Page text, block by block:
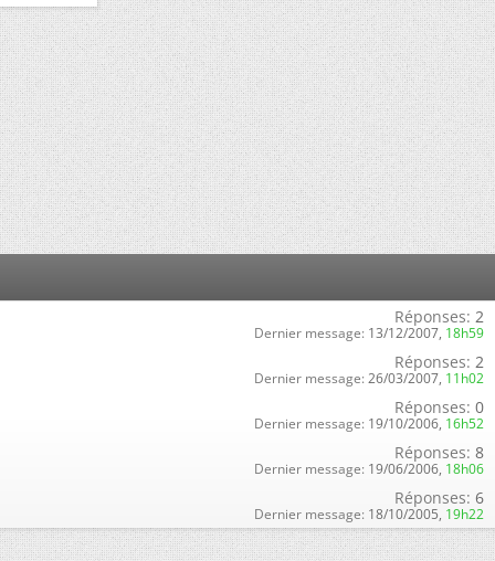
Réponses: 2
Dernier message: 13/12/2007, 18h59
Réponses: 2
Dernier message: 26/03/2007, 11h02
Réponses: 0
Dernier message: 19/10/2006, 16h52
Réponses: 8
Dernier message: 19/06/2006, 18h06
Réponses: 6
Dernier message: 18/10/2005, 19h22